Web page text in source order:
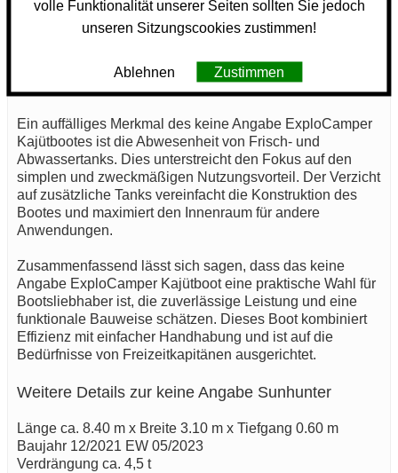
keine Angabe ExploCamper die CE-Norm, die für
europäische Boote gilt. Dies gewährleistet, dass das Boot
den Nutzern zusätzliche Sicherheit und Vertrauen in die
Qualität des Fahrzeugs.
Ein auffälliges Merkmal des keine Angabe ExploCamper
Kajütbootes ist die Abwesenheit von Frisch- und
Abwassertanks. Dies unterstreicht den Fokus auf den
simplen und zweckmäßigen Nutzungsvorteil. Der Verzicht
auf zusätzliche Tanks vereinfacht die Konstruktion des
Bootes und maximiert den Innenraum für andere
Anwendungen.
Zusammenfassend lässt sich sagen, dass das keine
Angabe ExploCamper Kajütboot eine praktische Wahl für
Bootsliebhaber ist, die zuverlässige Leistung und eine
funktionale Bauweise schätzen. Dieses Boot kombiniert
Effizienz mit einfacher Handhabung und ist auf die
Bedürfnisse von Freizeitkapitänen ausgerichtet.
Weitere Details zur keine Angabe Sunhunter
Länge ca. 8.40 m x Breite 3.10 m x Tiefgang 0.60 m
Baujahr 12/2021 EW 05/2023
Verdrängung ca. 4,5 t
volle Funktionalität unserer Seiten sollten Sie jedoch
unseren Sitzungscookies zustimmen!
Ablehnen Zustimmen